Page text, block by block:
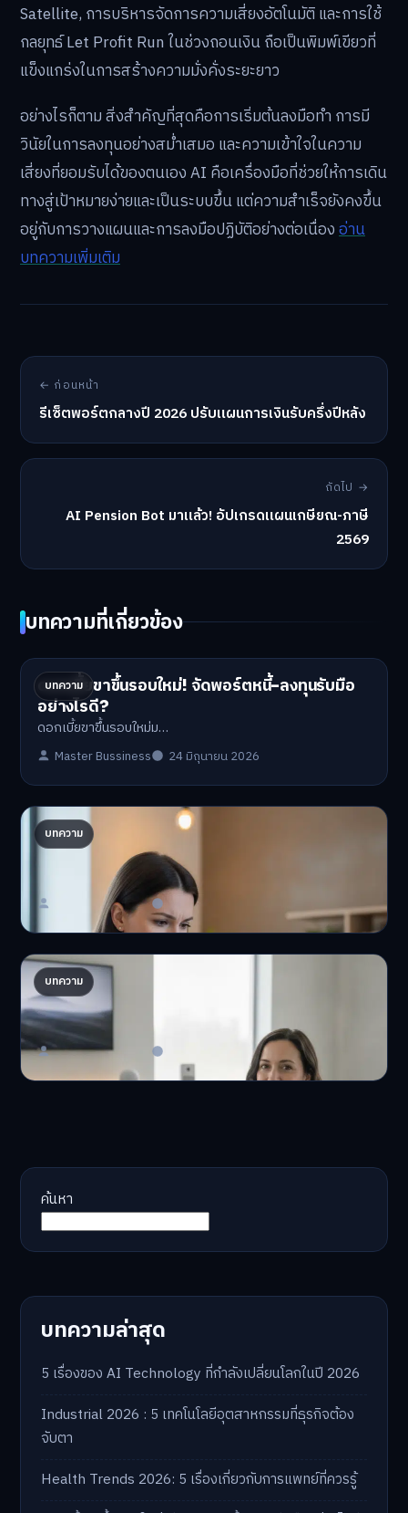
Satellite, การบริหารจัดการความเสี่ยงอัตโนมัติ และการใช้
กลยุทธ์ Let Profit Run ในช่วงถอนเงิน ถือเป็นพิมพ์เขียวที่
แข็งแกร่งในการสร้างความมั่งคั่งระยะยาว
อย่างไรก็ตาม สิ่งสำคัญที่สุดคือการเริ่มต้นลงมือทำ การมี
วินัยในการลงทุนอย่างสม่ำเสมอ และความเข้าใจในความ
เสี่ยงที่ยอมรับได้ของตนเอง AI คือเครื่องมือที่ช่วยให้การเดิน
ทางสู่เป้าหมายง่ายและเป็นระบบขึ้น แต่ความสำเร็จยังคงขึ้น
อยู่กับการวางแผนและการลงมือปฏิบัติอย่างต่อเนื่องอ่าน
บทความเพิ่มเติม
← ก่อนหน้า
รีเซ็ตพอร์ตกลางปี 2026 ปรับแผนการเงินรับครึ่งปีหลัง
ถัดไป →
AI Pension Bot มาแล้ว! อัปเกรดแผนเกษียณ-ภาษี
2569
บทความที่เกี่ยวข้อง
บทความ
ดอกเบี้ยขาขึ้นรอบใหม่! จัดพอร์ตหนี้-ลงทุนรับมือ
อย่างไรดี?
ดอกเบี้ยขาขึ้นรอบใหม่ม…
Master Bussiness 24 มิถุนายน 2026
บทความ
ปรับพอร์ตรับ ‘เงินดิจิทัล 2.0’ จัดสรรงบอย่างไรไม่
ให้พัง
'เงินดิจิทัล 2.0' มาแล…
Master Bussiness 23 มิถุนายน 2026
บทความ
AI จัดพอร์ตให้ปัง! เทรนด์ลงทุนยุคใหม่ ไม่ต้องเฝ้า
จอ
AI จัดพอร์ตให้ปัง! หมด…
Master Bussiness 23 มิถุนายน 2026
ค้นหา
บทความล่าสุด
5 เรื่องของ AI Technology ที่กำลังเปลี่ยนโลกในปี 2026
Industrial 2026 : 5 เทคโนโลยีอุตสาหกรรมที่ธุรกิจต้อง
จับตา
Health Trends 2026: 5 เรื่องเกี่ยวกับการแพทย์ที่ควรรู้